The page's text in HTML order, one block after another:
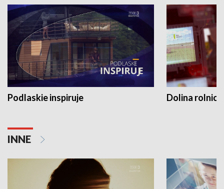
Podlaskie inspiruje Dolina
INNE